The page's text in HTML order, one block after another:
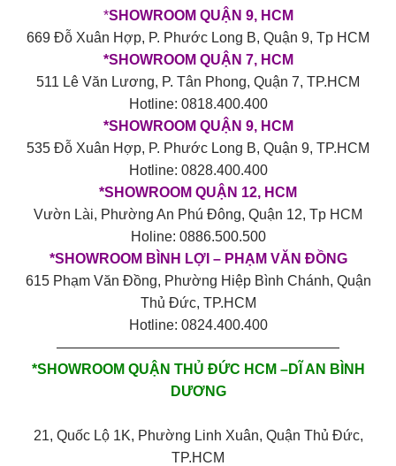
*SHOWROOM QUẬN 9, HCM
669 Đỗ Xuân Hợp, P. Phước Long B, Quận 9, Tp HCM
*SHOWROOM QUẬN 7, HCM
511 Lê Văn Lương, P. Tân Phong, Quận 7, TP.HCM
Hotline: 0818.400.400
*SHOWROOM QUẬN 9, HCM
535 Đỗ Xuân Hợp, P. Phước Long B, Quận 9, TP.HCM
Hotline: 0828.400.400
*SHOWROOM QUẬN 12, HCM
Vườn Lài, Phường An Phú Đông, Quận 12, Tp HCM
Holine: 0886.500.500
*SHOWROOM BÌNH LỢI – PHẠM VĂN ĐỒNG
615 Phạm Văn Đồng, Phường Hiệp Bình Chánh, Quận
Thủ Đức, TP.HCM
Hotline: 0824.400.400
————————————————————
*SHOWROOM QUẬN THỦ ĐỨC HCM –DĨ AN BÌNH
DƯƠNG
21, Quốc Lộ 1K, Phường Linh Xuân, Quận Thủ Đức,
TP.HCM